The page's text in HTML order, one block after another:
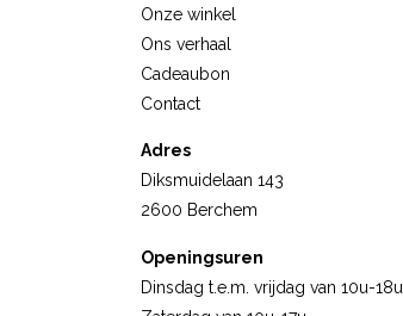
Onze winkel
Ons verhaal
Cadeaubon
Contact
Adres
Diksmuidelaan 143
2600 Berchem
Openingsuren
Dinsdag t.e.m. vrijdag van 10u-18u.